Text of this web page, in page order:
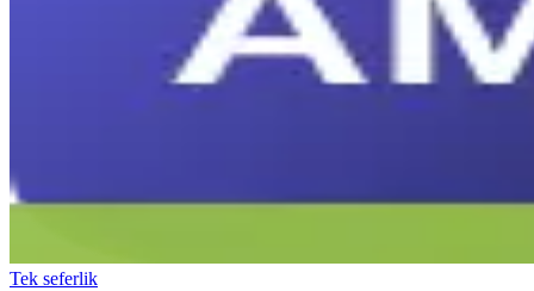
Tek seferlik